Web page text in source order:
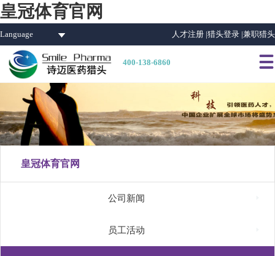
皇冠体育官网
Language 人才注册 |猎头登录 |兼职猎头
400-138-6860 
皇冠体育官网
公司新闻
员工活动